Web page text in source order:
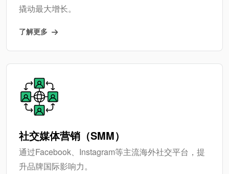
撬动最大增长。
了解更多
社交媒体营销（SMM）
通过Facebook、Instagram等主流海外社交平台，提
升品牌国际影响力。